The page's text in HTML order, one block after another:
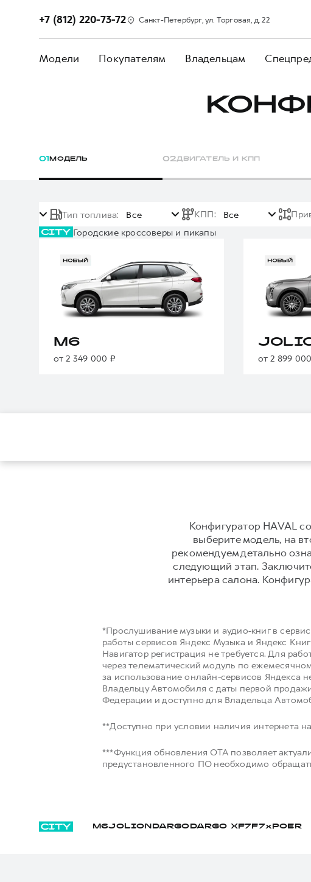
+7 (812) 220-73-72 Санкт-Петербург, ул. Торговая, д. 22
Модели Покупателям Владельцам
01МОДЕЛЬ 0 2ДВИГАТЕЛЬ И КПП
Тип топлива: Все КПП: Все
Городские кроссоверы и пикапы
M6
от 2 349 000 ₽ от 2 899
Конфигуратор HAVAL
выберите модель, на
рекомендуем детально
следующий этап.
интерьера салона.
*Прослушивание музыки и аудио-книг в
работы сервисов Яндекс Музыка и Яндекс
Навигатор регистрация не требуется. Для
через телематический модуль по
за использование онлайн-сервисов Яндекса
Владельцу Автомобиля с даты первой
Федерации и доступно для Владельца
**Доступно при условии наличия интернета
***Функция обновления OTA позволяет
предустановленного ПО необходимо
M6JOLION DARGO DARGO Х F7 F7x POER